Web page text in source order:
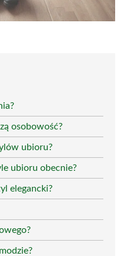
osobowość?
ubioru?
ubioru obecnie?
elegancki?